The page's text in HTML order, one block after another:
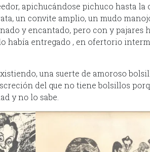
apichucándose pichuco hasta la
un convite amplio, un mudo
y encantado, pero con y pajares
había entregado , en ofertorio
una suerte de amoroso
del que no tiene bolsillos
y no lo sabe.